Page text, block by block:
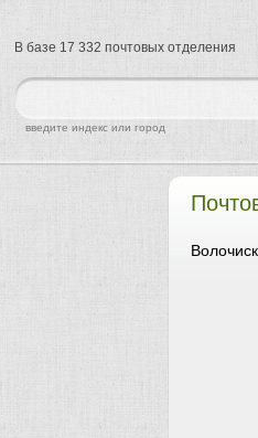
найти
введите индекс или город
В базе 17 332 почтовых отделения